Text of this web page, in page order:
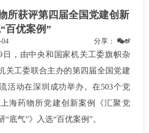
所获评第四届全国党建创新
百优案例”
04 分享：
日，由中央和国家机关工委旗帜杂
关工委联合主办的第四届全国党建
活动在深圳成功举办。在503个党
海药物所党建创新案例《汇聚党
“底气”》入选“百优案例”。